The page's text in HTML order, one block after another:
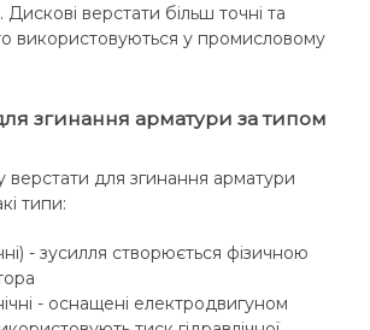
верстати більш точні та
використовуються у промисловому
згинання арматури за типом
для згинання арматури
типи:
- зусилля створюється фізичною
- оснащені електродвигуном